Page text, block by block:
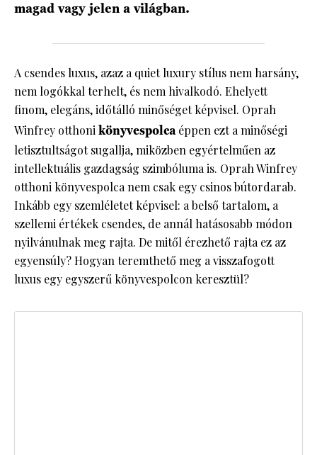
magad vagy jelen a világban.
A csendes luxus, azaz a quiet luxury stílus nem harsány,
nem logókkal terhelt, és nem hivalkodó. Ehelyett
finom, elegáns, időtálló minőséget képvisel. Oprah
Winfrey otthonikönyvespolcaéppen ezt a minőségi
letisztultságot sugallja, miközben egyértelműen az
intellektuális gazdagság szimbóluma is. Oprah Winfrey
otthoni könyvespolca nem csak egy csinos bútordarab.
Inkább egy szemléletet képvisel: a belső tartalom, a
szellemi értékek csendes, de annál hatásosabb módon
nyilvánulnak meg rajta. De mitől érezhető rajta ez az
egyensúly? Hogyan teremthető meg a visszafogott
luxus egy egyszerű könyvespolcon keresztül?